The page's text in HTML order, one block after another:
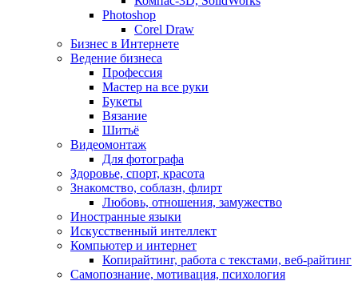
Photoshop
Corel Draw
Бизнес в Интернете
Ведение бизнеса
Профессия
Мастер на все руки
Букеты
Вязание
Шитьё
Видеомонтаж
Для фотографа
Здоровье, спорт, красота
Знакомство, соблазн, флирт
Любовь, отношения, замужество
Иностранные языки
Искусственный интеллект
Компьютер и интернет
Копирайтинг, работа с текстами, веб-райтинг
Самопознание, мотивация, психология